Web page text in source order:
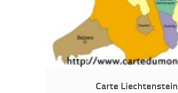
Carte Liechtenstein